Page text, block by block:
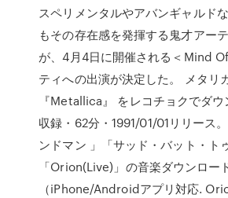
スペリメンタルやアバンギャルド
もその存在感を発揮する鬼才アー
が、4月4日に開催される＜Mind
ティへの出演が決定した。 メタリ
『Metallica』 をレコチョクでダウ
収録・62分・1991/01/01リリース
ンドマン 」「サッド・バット・ト
「Orion(Live)」の音楽ダウンロー
（iPhone/Androidアプリ対応.